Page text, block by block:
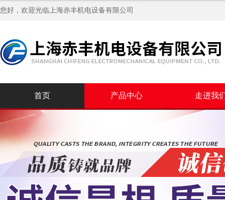
您好，欢迎光临上海赤丰机电设备有限公司
首页 产品中心 走进我